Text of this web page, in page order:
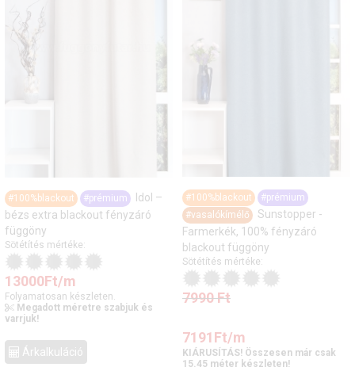
#100%blackout #prémium
Idol –
bézs extra blackout fényzáró
függöny
Sötétítés mértéke:
13000Ft/m
Folyamatosan készleten.
Megadott méretre szabjuk és
varrjuk!
Árkalkuláció
#100%blackout
#prémium
#vasalókímélő
Sunstopper -
Farmerkék, 100% fényzáró
blackout függöny
Sötétítés mértéke:
7990Ft
7191Ft/m
KIÁRUSÍTÁS! Összesen már csak
15.45 méter készleten!